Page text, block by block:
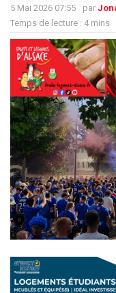
5 Mai 2026 07:55 par
Temps de lecture : 4 mins